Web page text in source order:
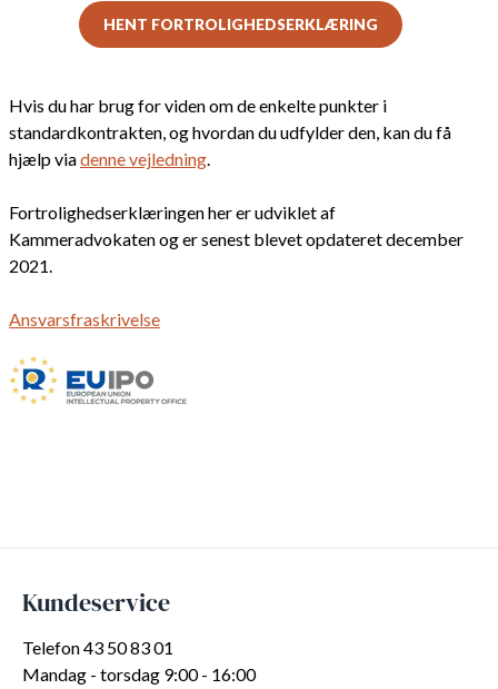
HENT FORTROLIGHEDSERKLÆRING
Hvis du har brug for viden om de enkelte punkter i
standardkontrakten, og hvordan du udfylder den, kan du få
hjælp viadenne vejledning.
Fortrolighedserklæringen her er udviklet af
Kammeradvokaten og er senest blevet opdateret december
2021.
Ansvarsfraskrivelse
Kundeservice
Telefon 43 50 83 01
Mandag - torsdag 9:00 - 16:00